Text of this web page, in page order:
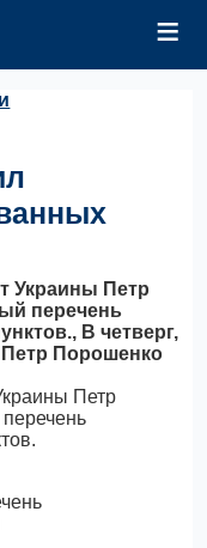
≡
Украины Петр
перечень
В четверг,
Порошенко
Петр